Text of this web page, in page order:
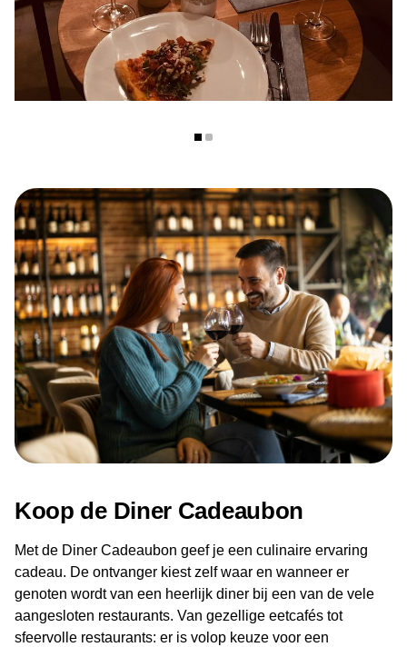
Koop de Diner Cadeaubon
Met de Diner Cadeaubon geef je een culinaire ervaring
cadeau. De ontvanger kiest zelf waar en wanneer er
genoten wordt van een heerlijk diner bij een van de vele
aangesloten restaurants. Van gezellige eetcafés tot
sfeervolle restaurants: er is volop keuze voor een